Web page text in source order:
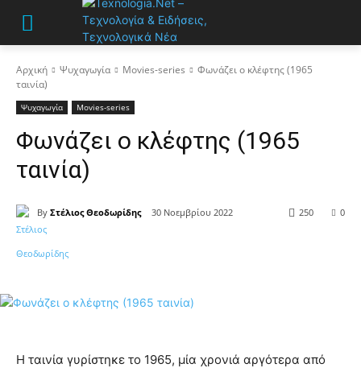
Αρχική Ψυχαγωγία Movies-series
Φωνάζει ο κλέφτης (1965
ταινία)
Ψυχαγωγία Movies-series
Φωνάζει ο κλέφτης (1965
ταινία)
By Στέλιος Θεοδωρίδης 30 Νοεμβρίου 2022 0
250
Η ταινία γυρίστηκε το 1965, μία χρονιά αργότερα από